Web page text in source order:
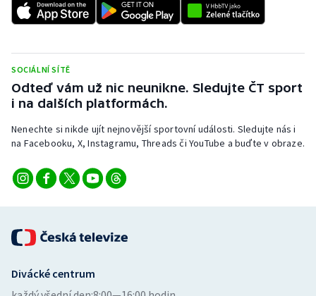
SOCIÁLNÍ SÍTĚ
Odteď vám už nic neunikne. Sledujte ČT sport
i na dalších platformách.
Nenechte si nikde ujít nejnovější sportovní události. Sledujte nás i
na Facebooku, X, Instagramu, Threads či YouTube a buďte v obraze.
Divácké centrum